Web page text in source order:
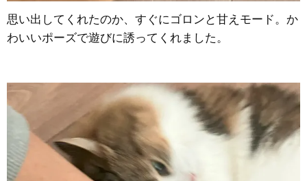
思い出してくれたのか、すぐにゴロンと甘えモード。か
わいいポーズで遊びに誘ってくれました。